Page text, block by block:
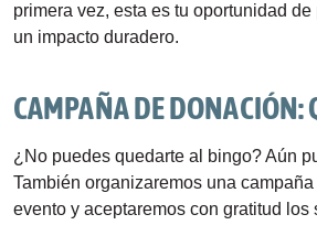
primera vez, esta es tu oportunidad
un impacto duradero.
CAMPAÑA DE DONACIÓN:
¿No puedes quedarte al bingo? Aún
También organizaremos una
evento y aceptaremos con gratitud los